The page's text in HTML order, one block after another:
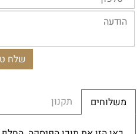
משלוחים תקנון